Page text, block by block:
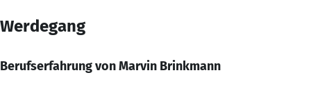
Werdegang
Berufserfahrung von Marvin Brinkmann